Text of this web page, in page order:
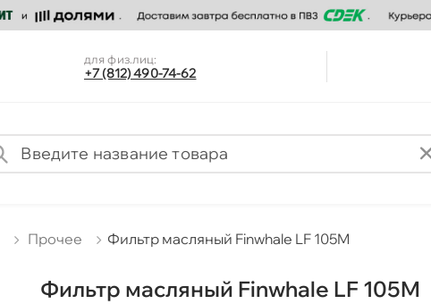
для физ.лиц:
+7 (812) 490-74-62
Прочее Фильтр масляный Finwhale LF 105M
Фильтр масляный Finwhale LF 105M